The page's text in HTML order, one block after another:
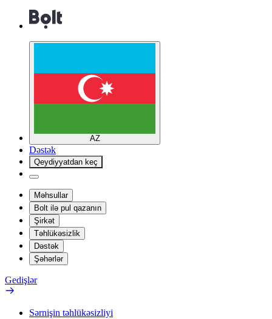
AZ
Dəstək
Qeydiyyatdan keç
Məhsullar
Bolt ilə pul qazanın
Şirkət
Təhlükəsizlik
Dəstək
Şəhərlər
Gedişlər
Sərnişin təhlükəsizliyi